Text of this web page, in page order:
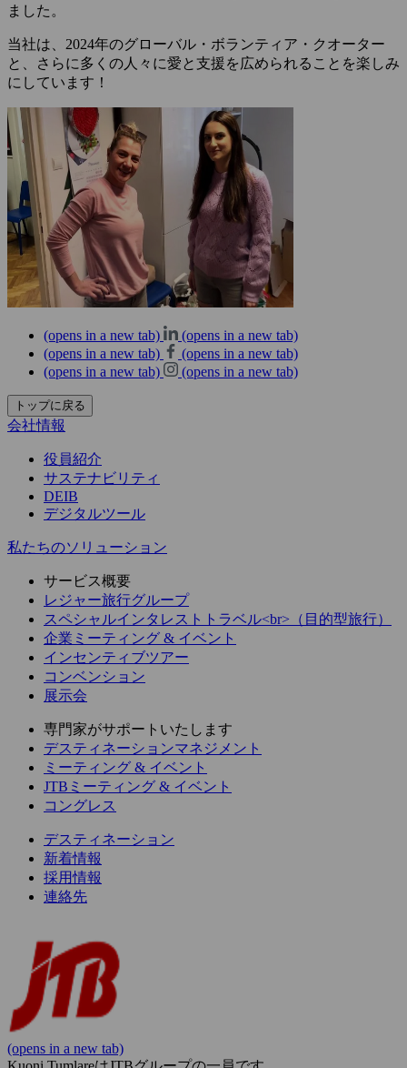
ました。
当社は、2024年のグローバル・ボランティア・クオーター
と、さらに多くの人々に愛と支援を広められることを楽しみ
にしています！
(opens in a new tab)
(opens in a new tab)
(opens in a new tab)
(opens in a new tab)
(opens in a new tab)
(opens in a new tab)
トップに戻る
会社情報
役員紹介
サステナビリティ
DEIB
デジタルツール
私たちのソリューション
サービス概要
レジャー旅行グループ
スペシャルインタレストトラベル<br>（目的型旅行）
企業ミーティング & イベント
インセンティブツアー
コンベンション
展示会
専門家がサポートいたします
デスティネーションマネジメント
ミーティング & イベント
JTBミーティング & イベント
コングレス
デスティネーション
新着情報
採用情報
連絡先
(opens in a new tab)